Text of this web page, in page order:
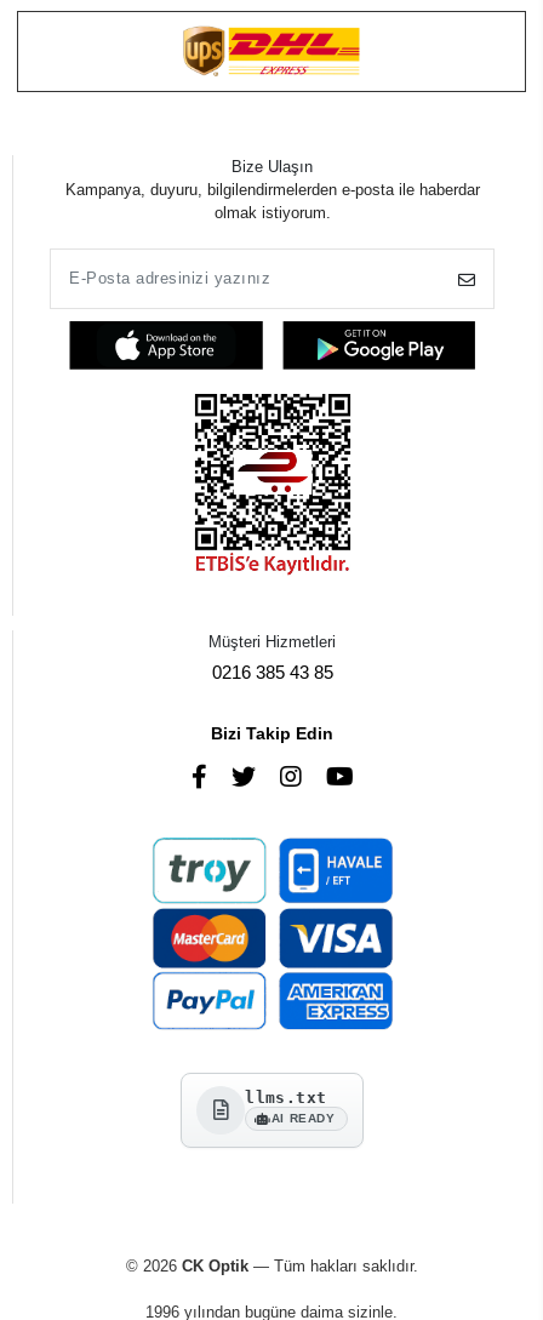
Bize Ulaşın
Kampanya, duyuru, bilgilendirmelerden e-posta ile haberdar
olmak istiyorum.
Müşteri Hizmetleri
0216 385 43 85
Bizi Takip Edin
llms.txt
AI READY
© 2026 CK Optik— Tüm hakları saklıdır.
1996 yılından bugüne daima sizinle.